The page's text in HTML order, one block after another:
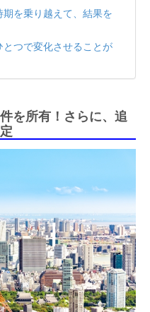
を乗り越えて、結果を
とつで変化させることが
を所有！さらに、追